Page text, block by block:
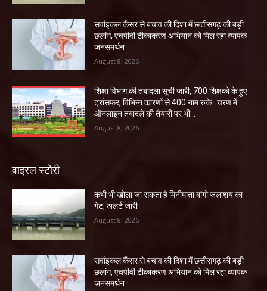
सर्वाइकल कैंसर से बचाव की दिशा में छत्तीसगढ़ की बड़ी
छलांग, एचपीवी टीकाकरण अभियान को मिल रहा व्यापक
जनसमर्थन
August 8, 2026
शिक्षा विभाग की तबादला सूची जारी, 700 शिक्षको के हुए
ट्रांसफर, विभिन्न कारणों से 400 नाम रुके…चरण में
ऑनलाइन तबादले की तैयारी पर भी...
August 8, 2026
वाइरल स्टोरी
कभी भी खोला जा सकता है मिनीमाता बांगो जलाशय का
गेट, अलर्ट जारी
August 8, 2026
सर्वाइकल कैंसर से बचाव की दिशा में छत्तीसगढ़ की बड़ी
छलांग, एचपीवी टीकाकरण अभियान को मिल रहा व्यापक
जनसमर्थन